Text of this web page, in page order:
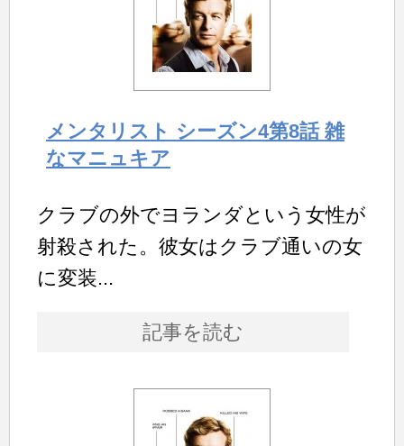
メンタリスト シーズン4第8話 雑
なマニュキア
クラブの外でヨランダという女性が
射殺された。彼女はクラブ通いの女
に変装...
記事を読む